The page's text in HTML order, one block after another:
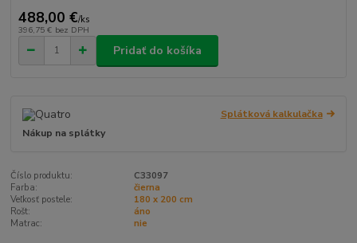
488,00 €/ks
396,75 € bez DPH
Pridať do košíka
Splátková kalkulačka
Nákup na splátky
Číslo produktu:
C33097
Farba:
čierna
Veľkosť postele:
180 x 200 cm
Rošt:
áno
Matrac:
nie